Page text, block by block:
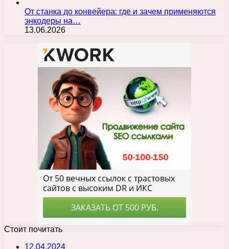
От станка до конвейера: где и зачем применяются
энкодеры на…
13.06.2026
Стоит почитать
12.04.2024